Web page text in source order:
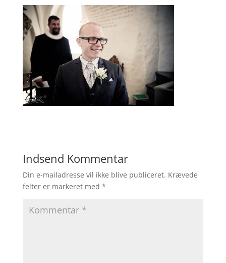
Indsend Kommentar
Din e-mailadresse vil ikke blive publiceret. Krævede
felter er markeret med *